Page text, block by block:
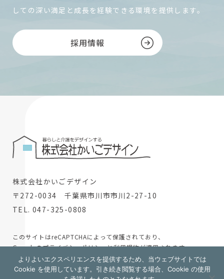
しての深い満足と成長を経験できる環境を提供します。
採用情報
株式会社かいごデザイン
〒272-0034 千葉県市川市市川2-27-10
TEL. 047-325-0808
このサイトはreCAPTCHAによって保護されており、
Googleのプライバシーポリシーと利用規約が適用されます。
© 2024 株式会社かいごデザイン
よりよいエクスペリエンスを提供するため、当ウェブサイトでは
Cookie を使用しています。引き続き閲覧する場合、Cookie の使用